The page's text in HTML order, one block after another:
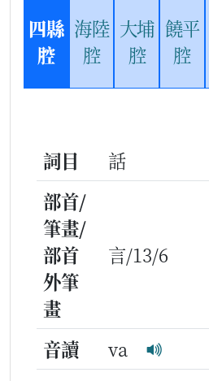
四縣
腔
海陸
腔
大埔
腔
饒平
腔
詞目
話
部首/
筆畫/
部首
外筆
畫
言/13/6
音讀 va